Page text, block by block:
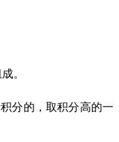
。
分的，取积分高的一